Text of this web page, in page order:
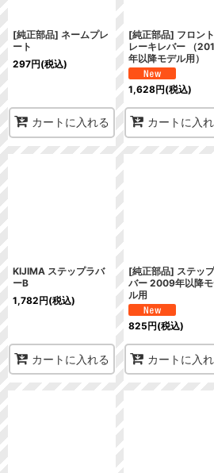
[純正部品] ネームプレ
ート
297円(税込)
カートに入れる
[純正部品] フロン
レーキレバー （
年以降モデル用）
1,628円(税込)
カートに入
KIJIMA ステップラバ
ーB
1,782円(税込)
カートに入れる
[純正部品] ステッ
バー 2009年以降
ル用
825円(税込)
カートに入